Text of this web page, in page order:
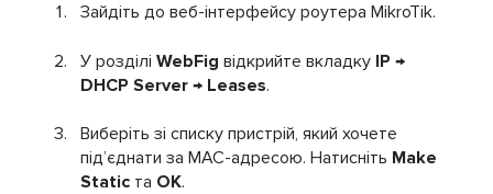
Зайдіть до веб-інтерфейсу роутера MikroTik.
У розділі WebFig відкрийте вкладку IP →
DHCP Server → Leases.
Виберіть зі списку пристрій, який хочете
під’єднати за MAC-адресою. Натисніть Make
Static та ОК.